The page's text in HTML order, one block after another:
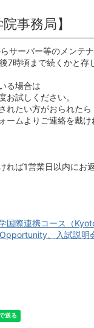
事務局】
サーバー等のメンテナ
7時頃まで続くかと存
る場合は
お試しください。
れたい方がおられたら
ームよりご連絡を戴け
れば1営業日以内にお
国際連携コース（
、入試説明